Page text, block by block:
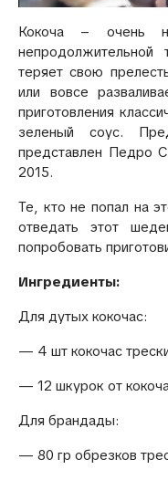
Кокоча – очень
непродолжительной
теряет свою
или вовсе
приготовления
зеленый соус.
представлен Педро
2015.
Те, кто не попал на
отведать этот
попробовать
Ингредиенты:
Для дутых кокочас:
— 4 шт кокочас
— 12 шкурок от
Для брандады:
— 80 гр обрезков